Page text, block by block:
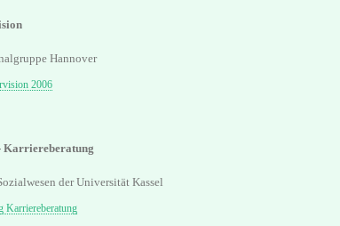
Hannover
2006
Karriereberatung
der Universität Kassel
Karriereberatung